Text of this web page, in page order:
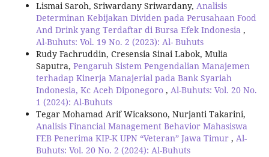
Lismai Saroh, Sriwardany Sriwardany, Analisis
Determinan Kebijakan Dividen pada Perusahaan Food
And Drink yang Terdaftar di Bursa Efek Indonesia ,
Al-Buhuts: Vol. 19 No. 2 (2023): Al- Buhuts
Rudy Fachruddin, Cresensia Sinai Labok, Mulia
Saputra, Pengaruh Sistem Pengendalian Manajemen
terhadap Kinerja Manajerial pada Bank Syariah
Indonesia, Kc Aceh Diponegoro , Al-Buhuts: Vol. 20 No.
1 (2024): Al-Buhuts
Tegar Mohamad Arif Wicaksono, Nurjanti Takarini,
Analisis Financial Management Behavior Mahasiswa
FEB Penerima KIP-K UPN “Veteran” Jawa Timur , Al-
Buhuts: Vol. 20 No. 2 (2024): Al-Buhuts